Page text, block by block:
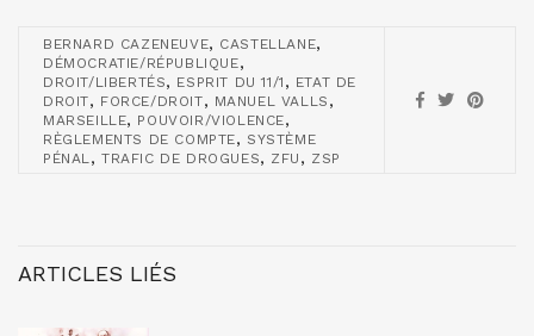
BERNARD CAZENEUVE, CASTELLANE,
DÉMOCRATIE/RÉPUBLIQUE,
DROIT/LIBERTÉS, ESPRIT DU 11/1 , ETAT DE
DROIT, FORCE/DROIT, MANUEL VALLS ,
MARSEILLE, POUVOIR/VIOLENCE,
RÈGLEMENTS DE COMPTE, SYSTÈME
PÉNAL , TRAFIC DE DROGUES, ZFU , ZSP
ARTICLES LIÉS